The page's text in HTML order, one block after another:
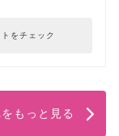
をチェック
もっと見る